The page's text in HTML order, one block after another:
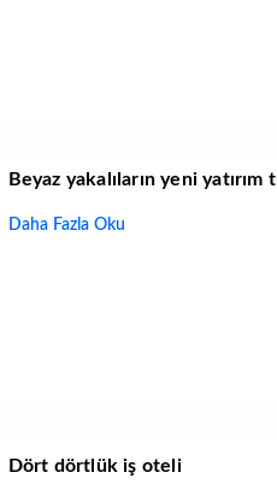
Beyaz yakalıların yeni yatırım
Daha Fazla Oku
Dört dörtlük iş oteli